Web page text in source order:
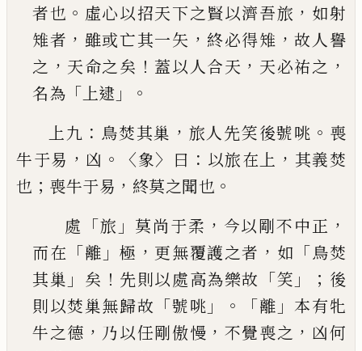
者也 。 虛心以招天下之賢以濟吾旅 ， 如射
雉者 ， 雖或亡其一矢 ， 終必得雉 ，故人譽
之 ， 天命之矣 ！ 蓋以人合天 ， 天必祐之 ，
名為 「 上逮 」。
上九 ： 鳥焚其巢 ， 旅人先笑後號咷 。 喪
牛于易 ， 凶 。〈象〉 曰 ： 以旅在上 ， 其義焚
也 ； 喪牛于易 ， 終莫之聞也 。
處 「旅 」 莫尚于柔 ， 今以剛不中正 ，
而在 「離 」極 ， 更無覆護之者 ， 如 「鳥焚
其巢 」 矣 ！ 先則以處高為樂故 「笑 」； 後
則以焚巢無歸故 「號咷 」。「離 」本有牝
牛之德 ， 乃以任剛傲慢 ， 不覺喪之 ， 凶何